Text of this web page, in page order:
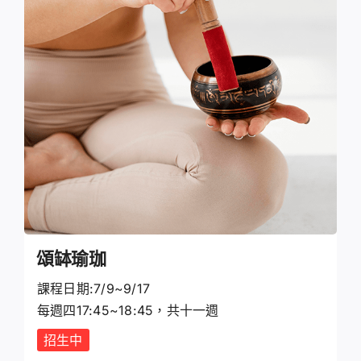
頌缽瑜珈
課程日期:7/9~9/17
每週四17:45~18:45，共十一週
招生中